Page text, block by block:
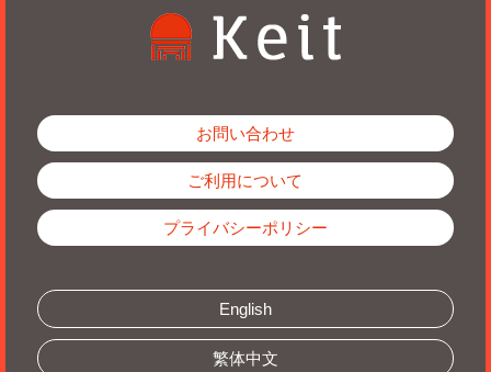
お問い合わせ
ご利用について
プライバシーポリシー
English
繁体中文